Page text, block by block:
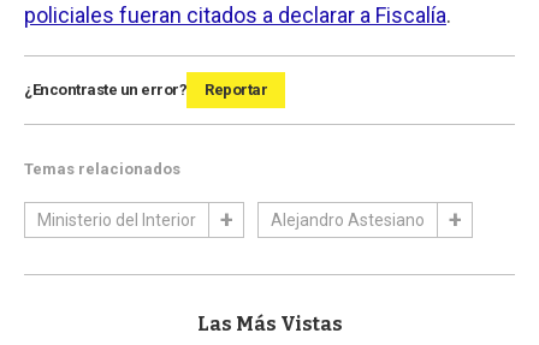
policiales fueran citados a declarar a Fiscalía.
¿Encontraste un error? Reportar
Temas relacionados
Ministerio del Interior Alejandro Astesiano
Las Más Vistas